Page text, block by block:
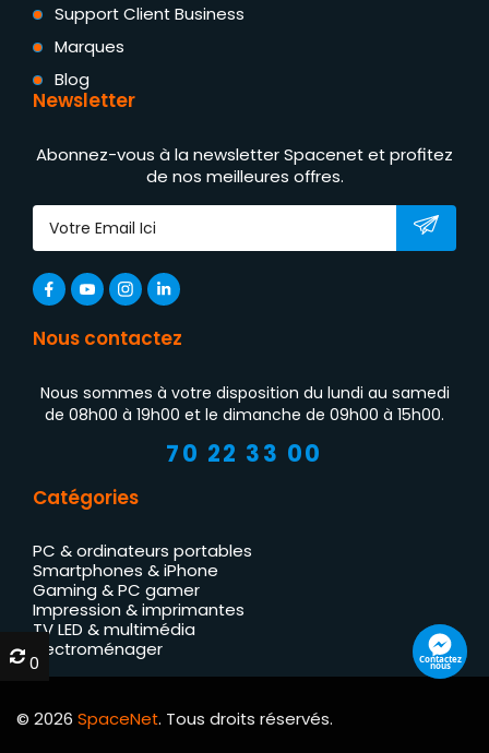
Support Client Business
Marques
Blog
Newsletter
Abonnez-vous à la newsletter Spacenet et profitez
de nos meilleures offres.
Nous contactez
Nous sommes à votre disposition du lundi au samedi
de 08h00 à 19h00 et le dimanche de 09h00 à 15h00.
70 22 33 00
Catégories
PC & ordinateurs portables
Smartphones & iPhone
Gaming & PC gamer
Impression & imprimantes
TV LED & multimédia
Électroménager
© 2026 SpaceNet. Tous droits réservés.
Contactez
nous
0
0